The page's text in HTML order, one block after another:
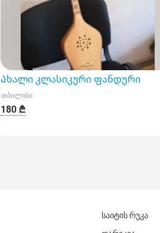
Ახალი კლასიკური ფანდური
თბილისი
180 ₾
საიტის რუკა